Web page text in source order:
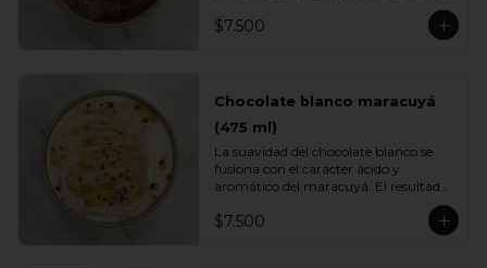
profundo lo convierten en un
$7.500
Chocolate blanco maracuyá
(475 ml)
La suavidad del chocolate blanco se
fusiona con el carácter ácido y
aromático del maracuyá. El resultado
sorprendentemente fresco. Una
mezcla tropical elegante perfecta para
$7.500